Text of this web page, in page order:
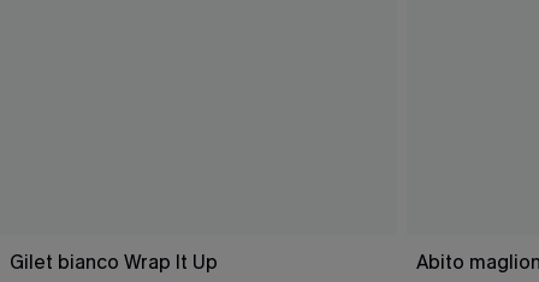
Gilet bianco Wrap It Up Abito